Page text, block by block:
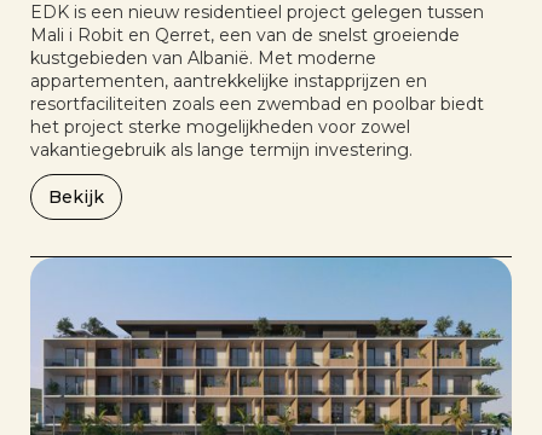
EDK is een nieuw residentieel project gelegen tussen
Mali i Robit en Qerret, een van de snelst groeiende
kustgebieden van Albanië. Met moderne
appartementen, aantrekkelijke instapprijzen en
resortfaciliteiten zoals een zwembad en poolbar biedt
het project sterke mogelijkheden voor zowel
vakantiegebruik als lange termijn investering.
Bekijk